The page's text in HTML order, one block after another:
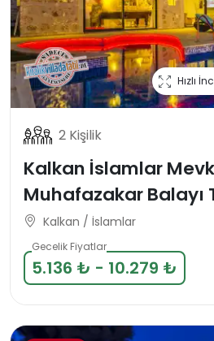
Hızlı
2 Kişilik
Kalkan İslamlar
Muhafazakar Balayı
Kalkan / İslamlar
Gecelik Fiyatlar
5.136 ₺ - 10.279 ₺